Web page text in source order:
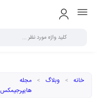
خانه > وبلاگ > مجله
هایپرجیمکس